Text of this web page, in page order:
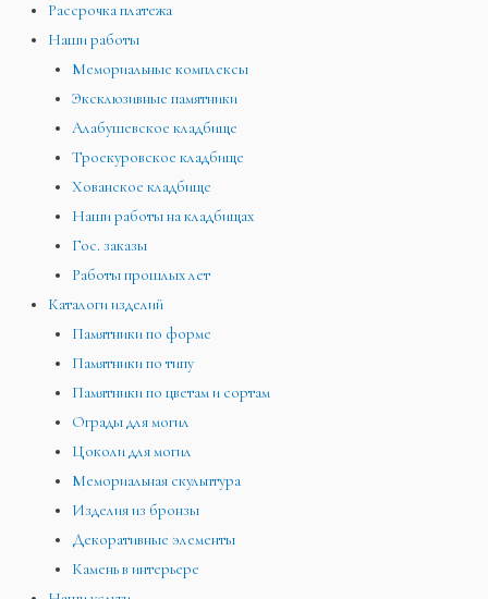
Рассрочка платежа
Наши работы
Мемориальные комплексы
Эксклюзивные памятники
Алабушевское кладбище
Троекуровское кладбище
Хованское кладбище
Наши работы на кладбищах
Гос. заказы
Работы прошлых лет
Каталоги изделий
Памятники по форме
Памятники по типу
Памятники по цветам и сортам
Ограды для могил
Цоколи для могил
Мемориальная скульптура
Изделия из бронзы
Декоративные элементы
Камень в интерьере